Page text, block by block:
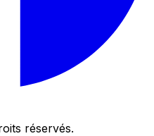
réservés.